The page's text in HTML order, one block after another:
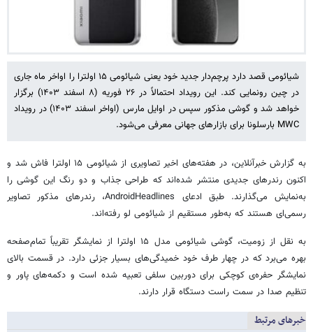
شیائومی قصد دارد پرچم‌دار جدید خود یعنی شیائومی ۱۵ اولترا را اواخر ماه جاری
در چین رونمایی کند. این رویداد احتمالاً در ۲۶ فوریه (۸ اسفند ۱۴۰۳) برگزار
خواهد شد و گوشی مذکور سپس در اوایل مارس (اواخر اسفند ۱۴۰۳) در رویداد
MWC بارسلونا برای بازارهای جهانی معرفی می‌شود.
به گزارش خبرآنلاین، در هفته‌های اخیر تصاویری از شیائومی ۱۵ اولترا فاش شد و
اکنون رندرهای جدیدی منتشر شده‌اند که طراحی جذاب و دو رنگ این گوشی را
به‌نمایش می‌گذارند. طبق ادعای AndroidHeadlines، رندرهای مذکور تصاویر
رسمی‌ای هستند که به‌طور مستقیم از شیائومی لو رفته‌اند.
به نقل از زومیت، گوشی شیائومی مدل ۱۵ اولترا از نمایشگر تقریباً تمام‌صفحه
بهره می‌برد که در چهار طرف خود خمیدگی‌های بسیار جزئی دارد. در قسمت بالای
نمایشگر حفره‌ی کوچکی برای دوربین سلفی تعبیه شده است و دکمه‌های پاور و
تنظیم صدا در سمت راست دستگاه قرار دارند.
خبرهای مرتبط